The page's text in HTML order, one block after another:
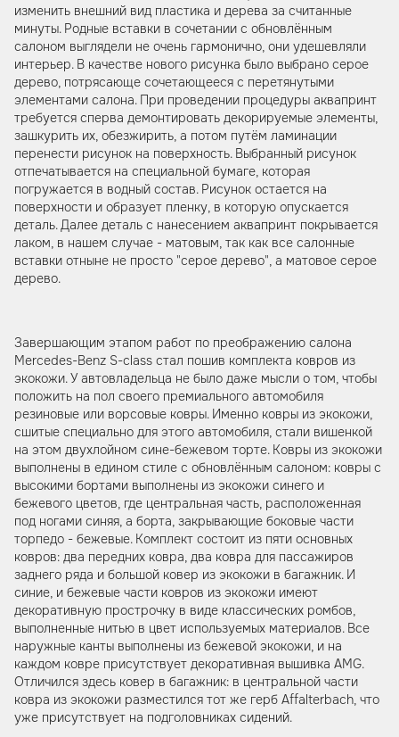
изменить внешний вид пластика и дерева за считанные
минуты. Родные вставки в сочетании с обновлённым
салоном выглядели не очень гармонично, они удешевляли
интерьер. В качестве нового рисунка было выбрано серое
дерево, потрясающе сочетающееся с перетянутыми
элементами салона. При проведении процедуры аквапринт
требуется сперва демонтировать декорируемые элементы,
зашкурить их, обезжирить, а потом путём ламинации
перенести рисунок на поверхность. Выбранный рисунок
отпечатывается на специальной бумаге, которая
погружается в водный состав. Рисунок остается на
поверхности и образует пленку, в которую опускается
деталь. Далее деталь с нанесением аквапринт покрывается
лаком, в нашем случае - матовым, так как все салонные
вставки отныне не просто "серое дерево", а матовое серое
дерево.
Завершающим этапом работ по преображению салона
Mercedes-Benz S-class стал пошив комплекта ковров из
экокожи. У автовладельца не было даже мысли о том, чтобы
положить на пол своего премиального автомобиля
резиновые или ворсовые ковры. Именно ковры из экокожи,
сшитые специально для этого автомобиля, стали вишенкой
на этом двухлойном сине-бежевом торте. Ковры из экокожи
выполнены в едином стиле с обновлённым салоном: ковры с
высокими бортами выполнены из экокожи синего и
бежевого цветов, где центральная часть, расположенная
под ногами синяя, а борта, закрывающие боковые части
торпедо - бежевые. Комплект состоит из пяти основных
ковров: два передних ковра, два ковра для пассажиров
заднего ряда и большой ковер из экокожи в багажник. И
синие, и бежевые части ковров из экокожи имеют
декоративную прострочку в виде классических ромбов,
выполненные нитью в цвет используемых материалов. Все
наружные канты выполнены из бежевой экокожи, и на
каждом ковре присутствует декоративная вышивка AMG.
Отличился здесь ковер в багажник: в центральной части
ковра из экокожи разместился тот же герб Affalterbach, что
уже присутствует на подголовниках сидений.